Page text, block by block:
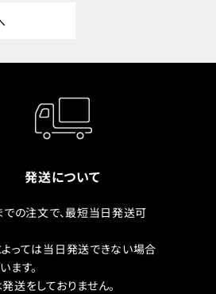
発送について
の注文で、最短当日発送可
っては当日発送できない場合
ます。
送をしておりません。